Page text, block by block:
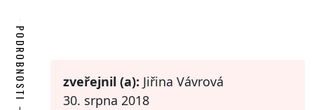
PODROBNOSTI zveřejnil (a): Jiřina Vávrová
30. srpna 2018